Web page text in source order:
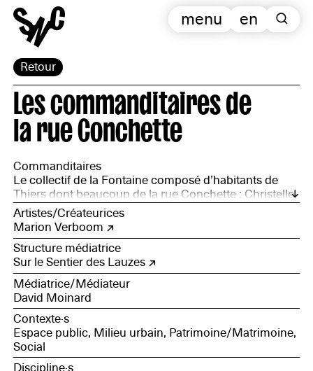
Retour
en
menu
Les commanditaires de
la rue Conchette
Commanditaires
Le collectif de la Fontaine composé d’habitants de
Thiers dont beaucoup de la rue Conchette : Christelle
Jondot, Gérard de Vallée, Félix de Malleray, Jacques
Bechon, Midge Pearson, Perrine Poulain, Thomas
Andrejwski, Thierry Courperier, Michel Combronde,
David Derossis, Sophie Auger grappin, Nicolas
Delorme.
Artistes/Créateurices
Marion Verboom
Structure médiatrice
Sur le Sentier des Lauzes
Médiatrice/Médiateur
David Moinard
Contexte·s
Espace public, Milieu urbain, Patrimoine/Matrimoine,
Social
Discipline·s